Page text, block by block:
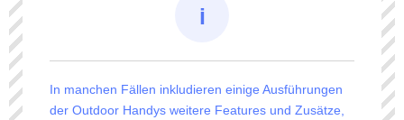
In manchen Fällen inkludieren einige Ausführungen
der Outdoor Handys weitere Features und Zusätze,